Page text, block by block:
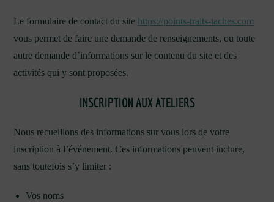
Le formulaire de contact du site https://points-traits-taches.com
vous permet de faire une demande de renseignements, ou toute
autre demande d’informations sur le contenu du site et des
activités qui y sont proposées.
INSCRIPTION AUX ATELIERS
Nous recueillons des informations sur vous lors de votre
inscription à l’événement. Ces informations peuvent inclure,
sans toutefois s’y limiter :
Vos noms